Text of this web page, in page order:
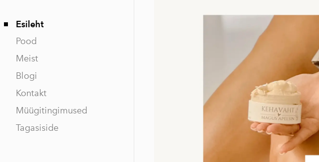
Esileht
Pood
Meist
Blogi
Kontakt
Müügitingimused
Tagasiside